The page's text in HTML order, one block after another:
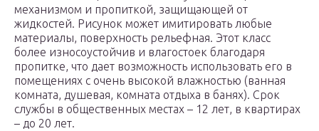
механизмом и пропиткой, защищающей от
жидкостей. Рисунок может имитировать любые
материалы, поверхность рельефная. Этот класс
более износоустойчив и влагостоек благодаря
пропитке, что дает возможность использовать его в
помещениях с очень высокой влажностью (ванная
комната, душевая, комната отдыха в банях). Срок
службы в общественных местах – 12 лет, в квартирах
– до 20 лет.